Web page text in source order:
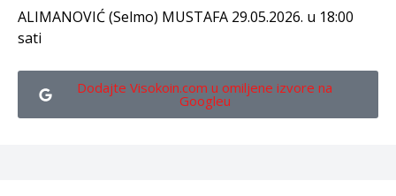
ALIMANOVIĆ (Selmo) MUSTAFA 29.05.2026. u 18:00
sati
Dodajte Visokoin.com u omiljene izvore na
Googleu